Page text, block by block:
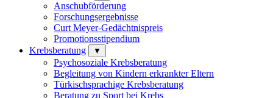
Anschubförderung
Forschungsergebnisse
Curt Meyer-Gedächtnispreis
Promotionsstipendium
Krebsberatung
▼
Psychosoziale Krebsberatung
Begleitung von Kindern erkrankter Eltern
Türkischsprachige Krebsberatung
Beratung zu Sport bei Krebs